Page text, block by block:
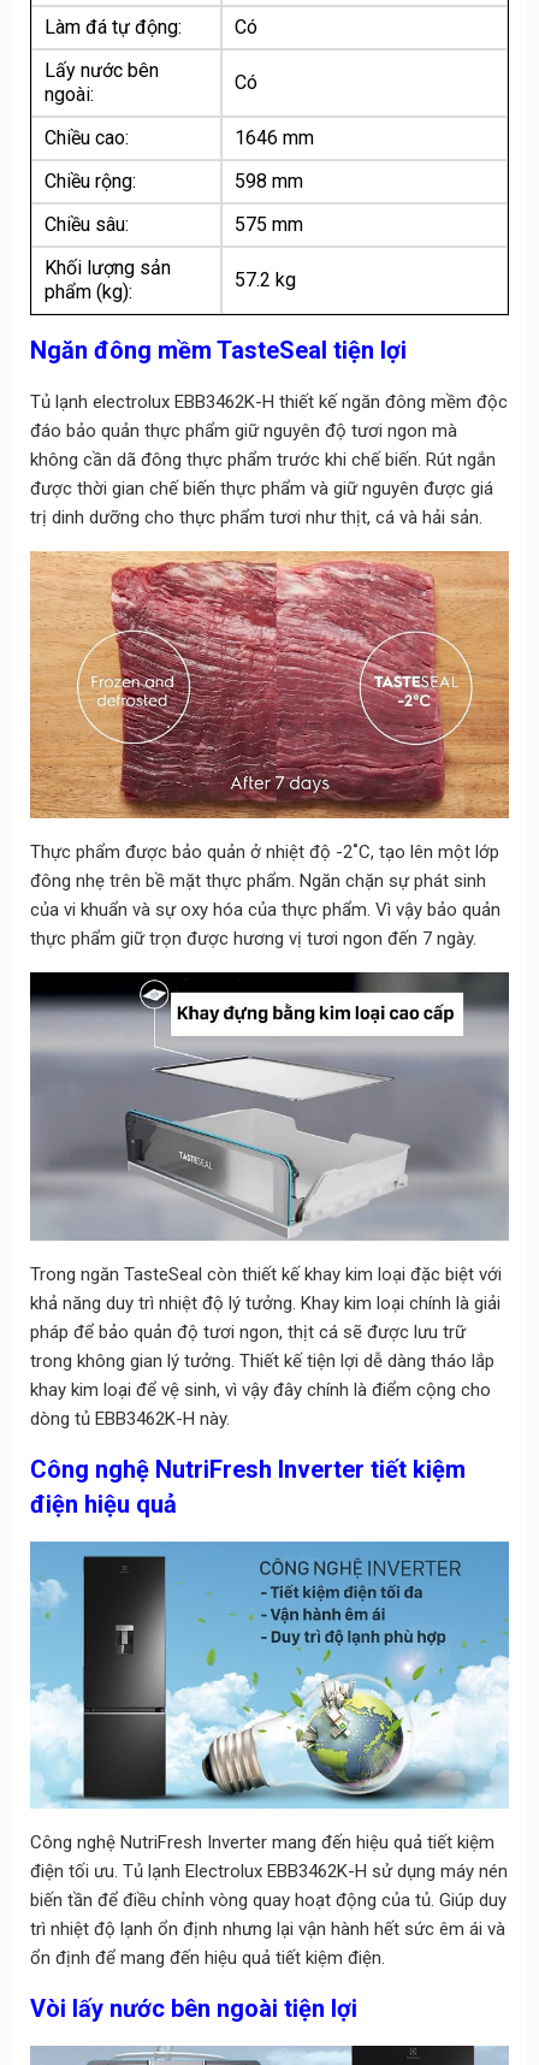
Làm đá tự động:
Có
Lấy nước bên
ngoài:
Có
Chiều cao:
1646 mm
Chiều rộng:
598 mm
Chiều sâu:
575 mm
Khối lượng sản
phẩm (kg):
57.2 kg
Ngăn đông mềm TasteSeal tiện lợi
Tủ lạnh electrolux EBB3462K-H thiết kế ngăn đông mềm độc
đáo bảo quản thực phẩm giữ nguyên độ tươi ngon mà
không cần dã đông thực phẩm trước khi chế biến. Rút ngắn
được thời gian chế biến thực phẩm và giữ nguyên được giá
trị dinh dưỡng cho thực phẩm tươi như thịt, cá và hải sản.
Thực phẩm được bảo quản ở nhiệt độ -2˚C, tạo lên một lớp
đông nhẹ trên bề mặt thực phẩm. Ngăn chặn sự phát sinh
của vi khuẩn và sự oxy hóa của thực phẩm. Vì vậy bảo quản
thực phẩm giữ trọn được hương vị tươi ngon đến 7 ngày.
Trong ngăn TasteSeal còn thiết kế khay kim loại đặc biệt với
khả năng duy trì nhiệt độ lý tưởng. Khay kim loại chính là giải
pháp để bảo quản độ tươi ngon, thịt cá sẽ được lưu trữ
trong không gian lý tưởng. Thiết kế tiện lợi dễ dàng tháo lắp
khay kim loại để vệ sinh, vì vậy đây chính là điểm cộng cho
dòng tủ EBB3462K-H này.
Công nghệ NutriFresh Inverter tiết kiệm
điện hiệu quả
Công nghệ NutriFresh Inverter mang đến hiệu quả tiết kiệm
điện tối ưu. Tủ lạnh Electrolux EBB3462K-H sử dụng máy nén
biến tần để điều chỉnh vòng quay hoạt động của tủ. Giúp duy
trì nhiệt độ lạnh ổn định nhưng lại vận hành hết sức êm ái và
ổn định để mang đến hiệu quả tiết kiệm điện.
Vòi lấy nước bên ngoài tiện lợi